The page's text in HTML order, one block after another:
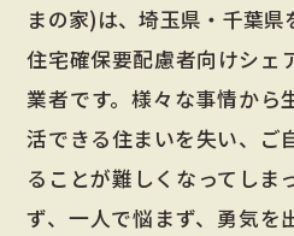
まの家)は、埼玉県・千葉
住宅確保要配慮者向けシェ
業者です。様々な事情から
活できる住まいを失い、ご
ることが難しくなってしま
ず、一人で悩まず、勇気を